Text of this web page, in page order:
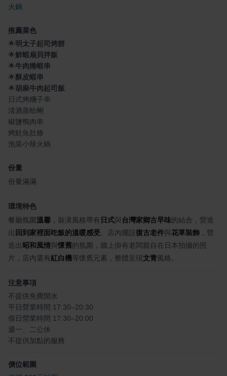
火鍋
推薦菜色
🌟明太子起司烤餅
🌟鮮蝦扇貝拌飯
🌟牛肉捲蝦串
🌟酥皮蝦串
🌟胡麻牛肉起司飯
日式烤糰子串
清酒蒸蛤蜊
椒鹽鴨肉串
烤鮭魚肚條
泡菜小辣火鍋
份量
份量滿滿
環境特色
餐廳氛圍溫馨 ，裝潢風格帶有 日式與台灣家鄉古早味的結合，營造
出 回到家裡面吃飯的溫暖感受 。店內擺設復古老件與花草裝飾 ，營
造出 昭和風情與懷舊的氛圍，牆上掛有老闆親自在日本拍攝的照
片，店內還有紅白機等懷舊元素，整體呈現文青風格。
注意事項
不提供免費開水
平日營業時間 17:30–20:30
假日營業時間 17:30–20:00
週一、二公休
不提供加點的服務
價位範圍